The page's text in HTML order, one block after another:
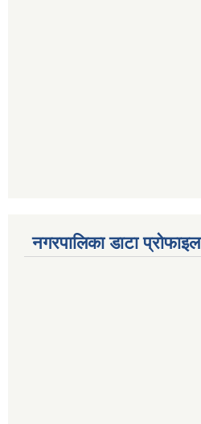
नगरपालिका डाटा प्रोफाइल